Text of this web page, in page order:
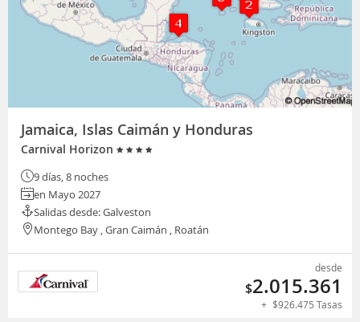
Jamaica, Islas Caimán y Honduras
Carnival Horizon
9 días, 8 noches
en Mayo 2027
Salidas desde: Galveston
Montego Bay , Gran Caimán , Roatán
desde
$2.015.361
+ $926.475 Tasas